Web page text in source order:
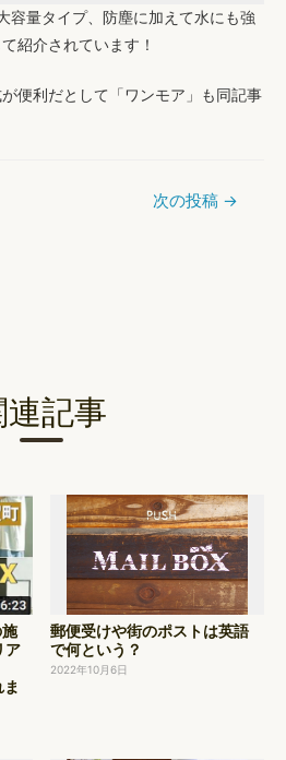
容量タイプ、防塵に加えて水にも強
紹介されています！
便利 だとして「ワンモア」も同記事
次の投稿 →
連記事
施
ア
郵便受けや街のポストは英語
で何という？
2022年10月6日